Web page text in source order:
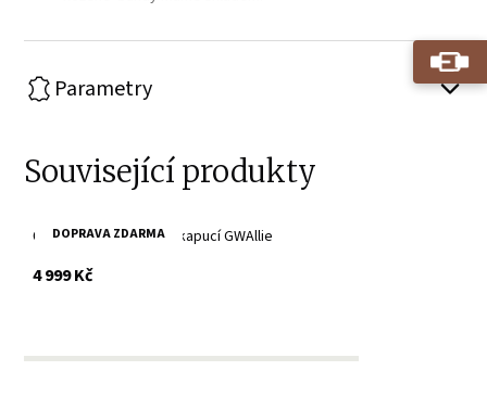
Parametry
Související produkty
DOPRAVA ZDARMA
Černá kožená bunda s kapucí GWAllie
4 999 Kčs DPH